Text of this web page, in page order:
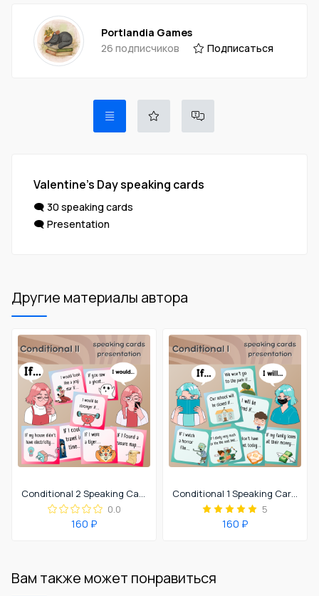
Portlandia Games
26 подписчиков
Подписаться
Valentine's Day speaking cards
🗨 30 speaking cards
🗨 Presentation
Другие материалы автора
Conditional 2 Speaking Cards
0.0
160 ₽
Conditional 1 Speaking Cards
5
160 ₽
Вам также может понравиться